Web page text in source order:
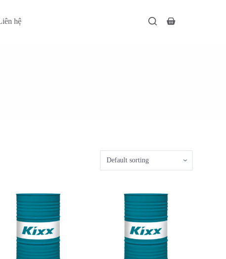
hệ
Giỏ